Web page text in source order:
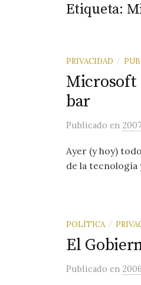
Etiqueta:
PRIVACIDAD /
Microsoft
bar
Publicado en
Ayer (y hoy)
de la tecnología
POLÍTICA /
El
Publicado en